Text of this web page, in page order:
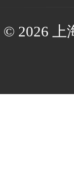
© 2026 上